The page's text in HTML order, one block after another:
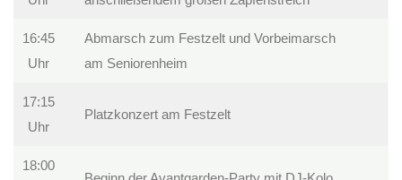
16:45
Uhr
Abmarsch zum Festzelt und Vorbeimarsch
am Seniorenheim
17:15
Uhr
Platzkonzert am Festzelt
18:00